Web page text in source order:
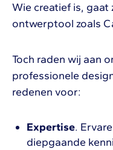
Wie creatief is, gaat
ontwerptool zoals
Toch raden wij aan
professionele
redenen voor:
Expertise.
diepgaande